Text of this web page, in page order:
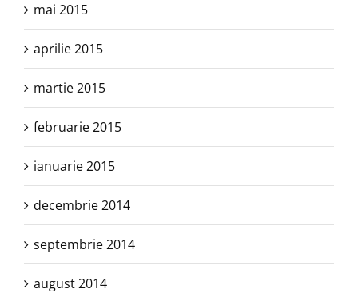
mai 2015
aprilie 2015
martie 2015
februarie 2015
ianuarie 2015
decembrie 2014
septembrie 2014
august 2014